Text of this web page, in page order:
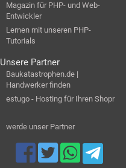
Magazin für PHP- und Web-
Entwickler
Lernen mit unseren PHP-
Tutorials
Unsere Partner
Baukatastrophen.de |
Handwerker finden
estugo - Hosting für Ihren Shopr
werde unser Partner